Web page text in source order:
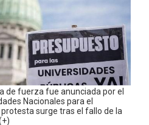
de fuerza fue anunciada por el
Nacionales para el
surge tras el fallo de la